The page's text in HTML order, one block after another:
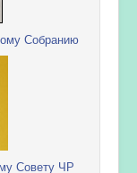
Собранию
Совету ЧР